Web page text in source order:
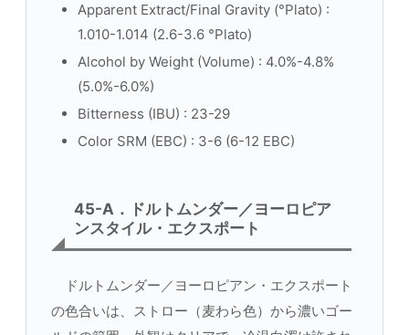
Apparent Extract/Final Gravity (°Plato) :
1.010-1.014 (2.6-3.6 °Plato)
Alcohol by Weight (Volume) : 4.0%-4.8%
(5.0%-6.0%)
Bitterness (IBU) : 23-29
Color SRM (EBC) : 3-6 (6-12 EBC)
45-A．ドルトムンダー／ヨーロピア
ンスタイル・エクスポート
ドルトムンダー／ヨーロピアン・エクスポート
の色合いは、ストロー（麦わら色）から濃いゴー